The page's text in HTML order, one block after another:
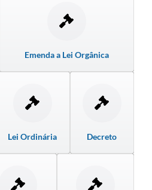
Emenda a Lei Orgânica
Lei Ordinária Decreto